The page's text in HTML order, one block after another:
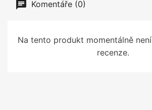
Komentáře (0)
Na tento produkt momentálně
recenze.